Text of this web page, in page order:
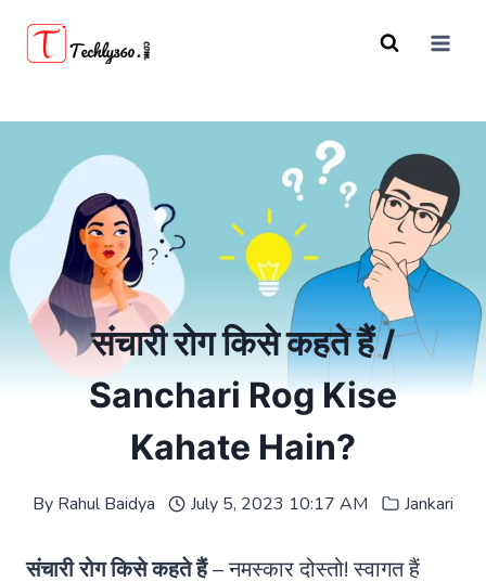
संचारी रोग किसे कहते हैं /
Sanchari Rog Kise
Kahate Hain?
By Rahul Baidya July 5, 2023 10:17 AM Jankari
संचारी रोग किसे कहते हैं– नमस्कार दोस्तो! स्वागत हैं